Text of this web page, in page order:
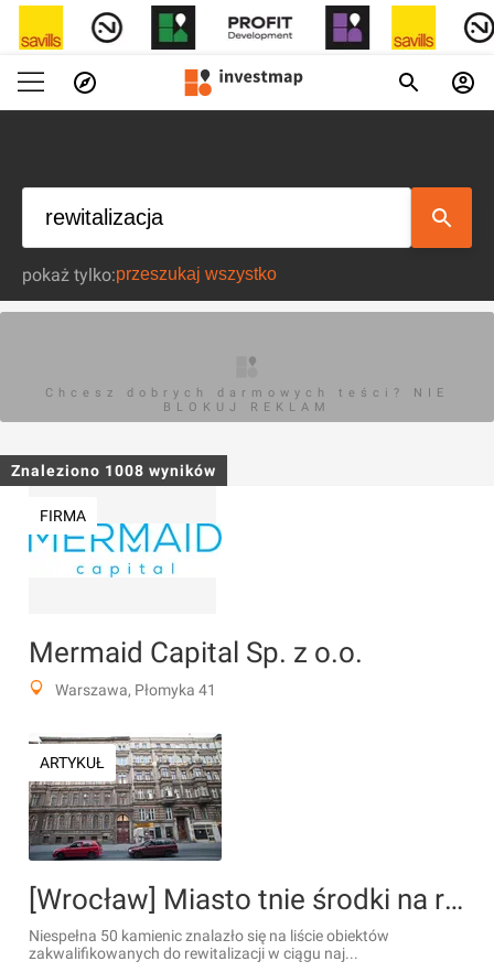
pokaż tylko:
Chcesz dobrych darmowych teści? NIE
BLOKUJ REKLAM
Znaleziono 1008 wyników
FIRMA
Mermaid Capital Sp. z o.o.
Warszawa, Płomyka 41
ARTYKUŁ
[Wrocław] Miasto tnie środki na rewitalizację. Sprawdź, czy odnowią twoją kamienicę [LISTA]
Niespełna 50 kamienic znalazło się na liście obiektów
zakwalifikowanych do rewitalizacji w ciągu naj...